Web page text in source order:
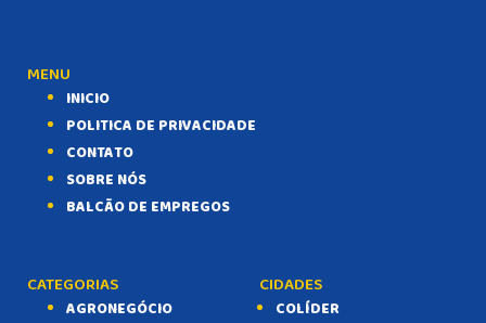
MENU
INICIO
POLITICA DE PRIVACIDADE
CONTATO
SOBRE NÓS
BALCÃO DE EMPREGOS
CATEGORIAS
AGRONEGÓCIO
CIDADES
COLÍDER